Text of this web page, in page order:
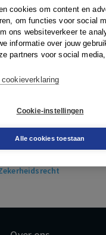
cookies om content en
om functies voor social
ons websiteverkeer te
informatie over jouw
partners voor social
Cookie-instellingen
Alle cookies toestaan
,6:228 BW, 6:248 BW,
en S.F. Sagel
onverwijldheidseis,
wilsgebrek, bedrog,
billijkheid